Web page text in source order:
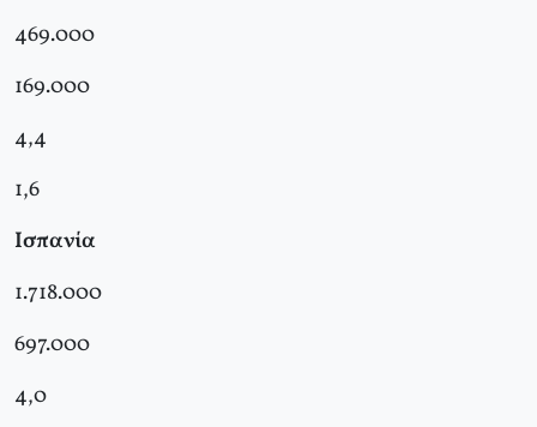
469.000
169.000
4,4
1,6
Ισπανία
1.718.000
697.000
4,0